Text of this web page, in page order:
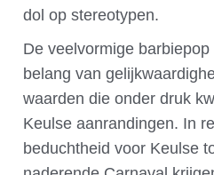
dol op stereotypen.
De veelvormige
belang van
waarden die onder druk
Keulse aanrandingen. In
beduchtheid voor Keulse